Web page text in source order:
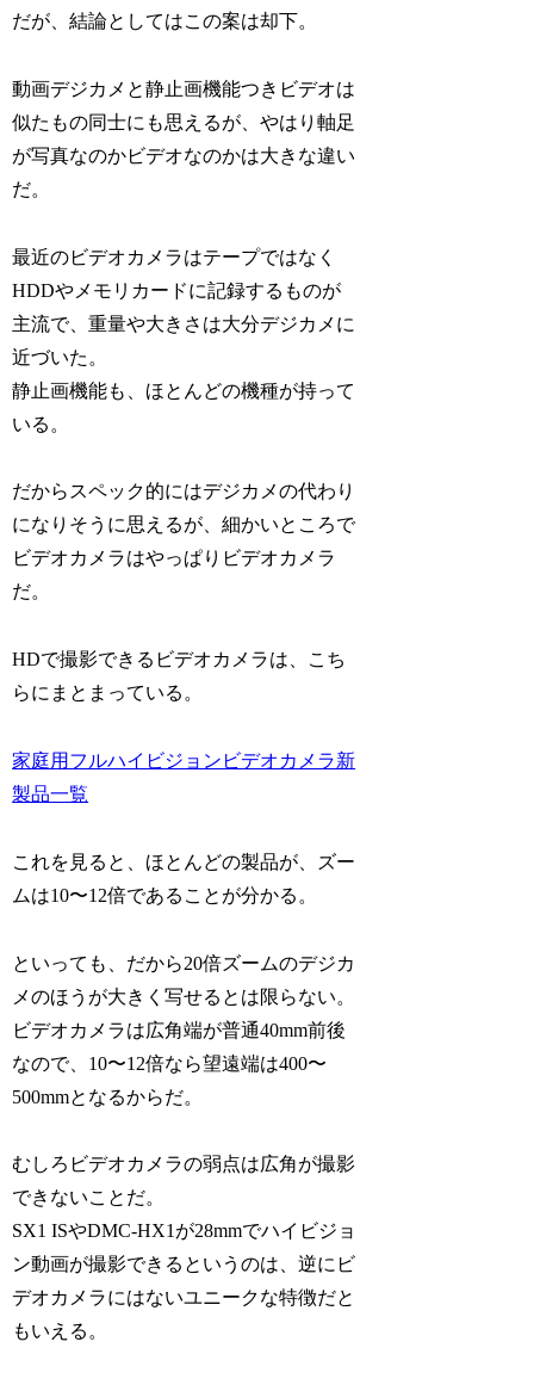
だが、結論としてはこの案は却下。
動画デジカメと静止画機能つきビデオは
似たもの同士にも思えるが、やはり軸足
が写真なのかビデオなのかは大きな違い
だ。
最近のビデオカメラはテープではなく
HDDやメモリカードに記録するものが
主流で、重量や大きさは大分デジカメに
近づいた。
静止画機能も、ほとんどの機種が持って
いる。
だからスペック的にはデジカメの代わり
になりそうに思えるが、細かいところで
ビデオカメラはやっぱりビデオカメラ
だ。
HDで撮影できるビデオカメラは、こち
らにまとまっている。
家庭用フルハイビジョンビデオカメラ新
製品一覧
これを見ると、ほとんどの製品が、ズー
ムは10〜12倍であることが分かる。
といっても、だから20倍ズームのデジカ
メのほうが大きく写せるとは限らない。
ビデオカメラは広角端が普通40mm前後
なので、10〜12倍なら望遠端は400〜
500mmとなるからだ。
むしろビデオカメラの弱点は広角が撮影
できないことだ。
SX1 ISやDMC-HX1が28mmでハイビジョ
ン動画が撮影できるというのは、逆にビ
デオカメラにはないユニークな特徴だと
もいえる。